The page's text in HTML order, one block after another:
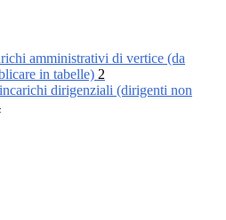
amministrativi di vertice (da
in tabelle) 2
dirigenziali (dirigenti non